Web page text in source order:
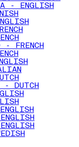
- ENGLISH
- FRENCH
- DUTCH